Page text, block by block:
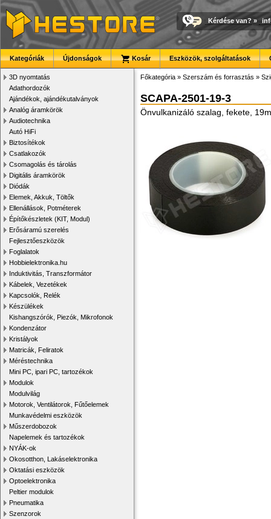
Kérdése van? »
Kategóriák Újdonságok Kosár Eszközök, szolgáltatások
3D nyomtatás
Adathordozók
Ajándékok, ajándékutalványok
Analóg áramkörök
Audiotechnika
Autó HiFi
Biztosítékok
Csatlakozók
Csomagolás és tárolás
Digitális áramkörök
Diódák
Elemek, Akkuk, Töltők
Ellenállások, Potméterek
Építőkészletek (KIT, Modul)
Erősáramú szerelés
Fejlesztőeszközök
Foglalatok
Hobbielektronika.hu
Induktivitás, Transzformátor
Kábelek, Vezetékek
Kapcsolók, Relék
Készülékek
Kishangszórók, Piezók, Mikrofonok
Kondenzátor
Kristályok
Matricák, Feliratok
Méréstechnika
Mini PC, ipari PC, tartozékok
Modulok
Modulvilág
Motorok, Ventilátorok, Fűtőelemek
Munkavédelmi eszközök
Műszerdobozok
Napelemek és tartozékok
NYÁK-ok
Okosotthon, Lakáselektronika
Oktatási eszközök
Optoelektronika
Peltier modulok
Pneumatika
Szenzorok
Főkategória » Szerszám és forrasztás »
SCAPA-2501-19-3
Önvulkanizáló szalag, fekete,